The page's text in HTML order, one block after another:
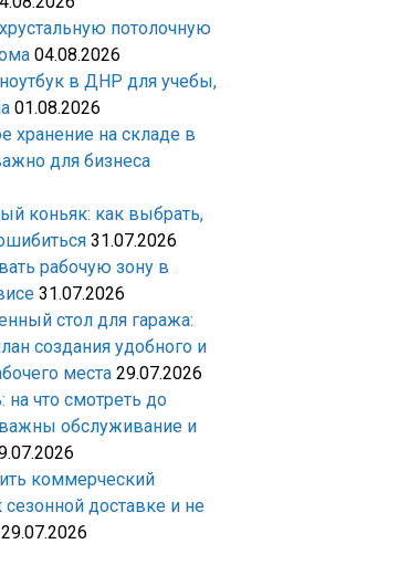
потолочную
04.08.2026
в ДНР для учебы,
01.08.2026
хранение на складе в
для бизнеса
коньяк: как выбрать,
31.07.2026
рабочую зону в
31.07.2026
стол для гаража:
создания удобного и
места 29.07.2026
на что смотреть до
обслуживание и
коммерческий
доставке и не
29.07.2026